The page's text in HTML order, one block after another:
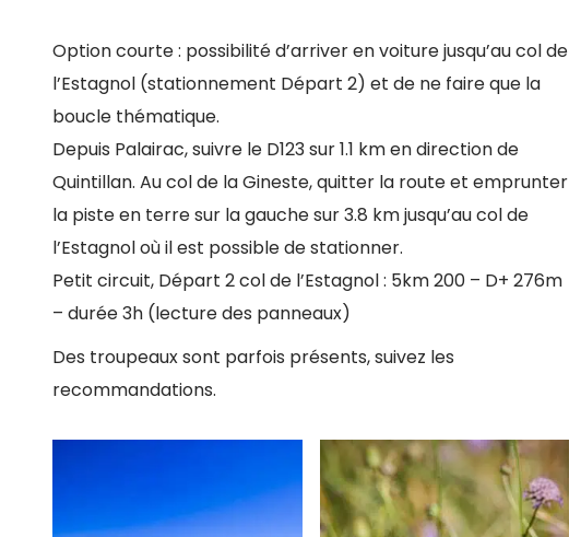
Option courte : possibilité d’arriver en voiture jusqu’au col de
l’Estagnol (stationnement Départ 2) et de ne faire que la
boucle thématique.
Depuis Palairac, suivre le D123 sur 1.1 km en direction de
Quintillan. Au col de la Gineste, quitter la route et emprunter
la piste en terre sur la gauche sur 3.8 km jusqu’au col de
l’Estagnol où il est possible de stationner.
Petit circuit, Départ 2 col de l’Estagnol : 5km 200 – D+ 276m
– durée 3h (lecture des panneaux)
Des troupeaux sont parfois présents, suivez les
recommandations.